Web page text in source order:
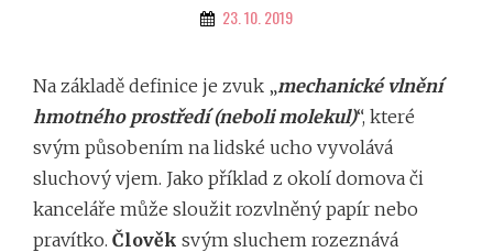
By 23. 10. 2019
Na základě definice je zvuk „mechanické vlnění
hmotného prostředí (neboli molekul)“, které
svým působením na lidské ucho vyvolává
sluchový vjem. Jako příklad z okolí domova či
kanceláře může sloužit rozvlněný papír nebo
pravítko. Člověk svým sluchem rozeznává